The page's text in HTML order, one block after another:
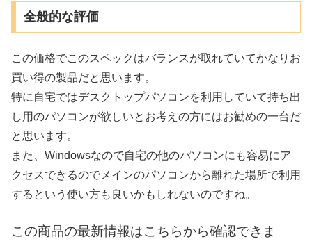
全般的な評価
この価格でこのスペックはバランスが取れていてかなりお
買い得の製品だと思います。
特に自宅ではデスクトップパソコンを利用していて持ち出
し用のパソコンが欲しいとお考えの方にはお勧めの一台だ
と思います。
また、Windowsなので自宅の他のパソコンにも容易にア
クセスできるのでメインのパソコンから離れた場所で利用
するという使い方も良いかもしれないのですね。
この商品の最新情報はこちらから確認できま